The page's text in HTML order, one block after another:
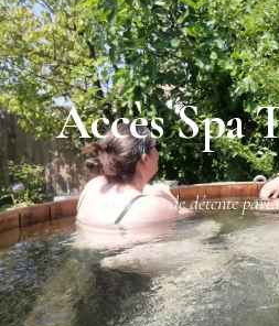
Accès Spa
Deux heures de détente